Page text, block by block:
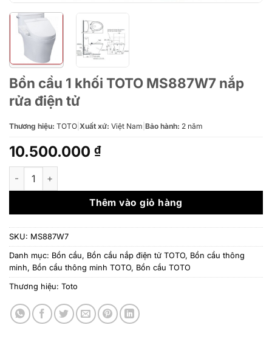
Bồn cầu 1 khối TOTO MS887W7 nắp
rửa điện tử
Thương hiệu: TOTO Xuất xứ: Việt Nam Bảo hành: 2 năm
10.500.000 ₫
Bồn cầu 1 khối TOTO MS887W7 nắp rửa điện tử số lượng
Thêm vào giỏ hàng
SKU: MS887W7
Danh mục: Bồn cầu, Bồn cầu nắp điện tử TOTO, Bồn cầu thông
minh, Bồn cầu thông minh TOTO, Bồn cầu TOTO
Thương hiệu: Toto